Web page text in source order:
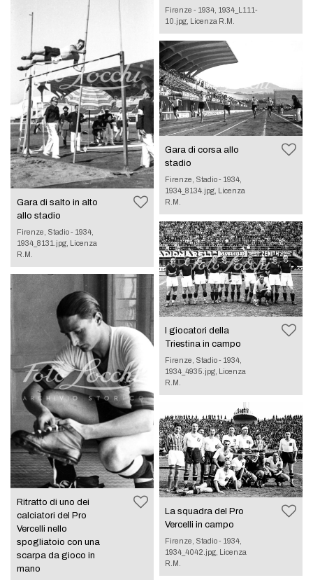
Gara di salto in alto
allo stadio
Firenze, Stadio - 1934,
1934_8131.jpg, Licenza
R.M.
Ritratto di uno dei
calciatori del Pro
Vercelli nello
spogliatoio con una
scarpa da gioco in
mano
Firenze - 1934, 1934_L111-
10.jpg, Licenza R.M.
Gara di corsa allo
stadio
Firenze, Stadio - 1934,
1934_8134.jpg, Licenza
R.M.
I giocatori della
Triestina in campo
Firenze, Stadio - 1934,
1934_4935.jpg, Licenza
R.M.
La squadra del Pro
Vercelli in campo
Firenze, Stadio - 1934,
1934_4042.jpg, Licenza
R.M.